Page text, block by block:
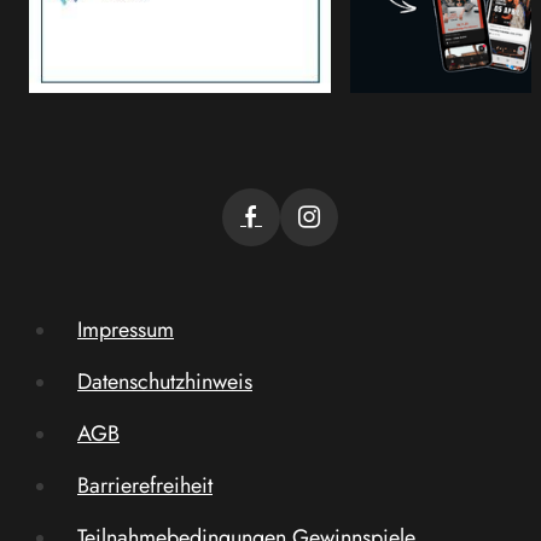
Impressum
Datenschutzhinweis
AGB
Barrierefreiheit